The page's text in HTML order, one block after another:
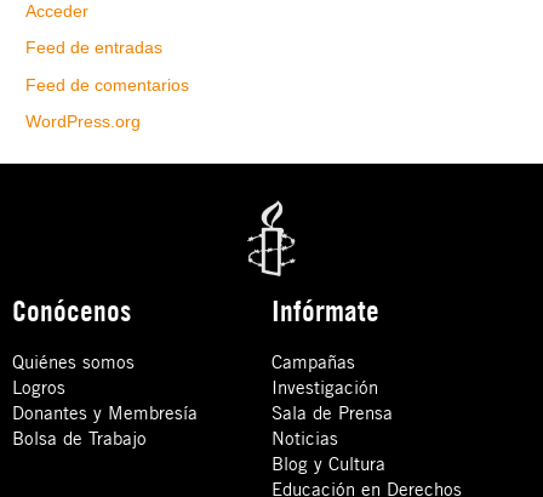
Acceder
Feed de entradas
Feed de comentarios
WordPress.org
Conócenos
Quiénes somos
Logros
Donantes y Membresía
Bolsa de Trabajo
Infórmate
Campañas
Investigación
Sala de Prensa
Noticias
Blog y Cultura
Educación en Derechos